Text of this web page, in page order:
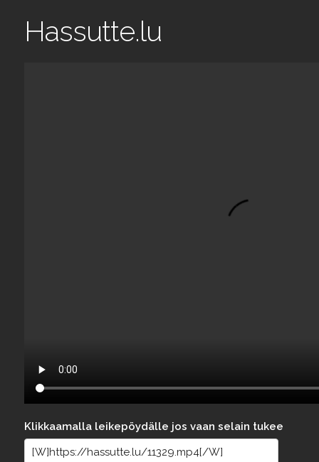
Hassutte.lu
Klikkaamalla leikepöydälle jos vaan selain tukee